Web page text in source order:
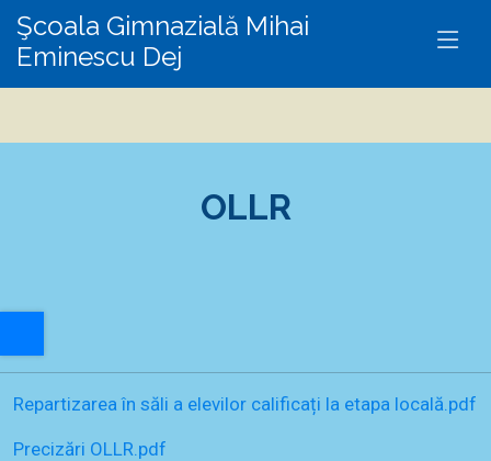
Şcoala Gimnazială Mihai
Eminescu Dej
A+
A-
OLLR
Repartizarea în săli a elevilor calificați la etapa locală.pdf
Precizări OLLR.pdf